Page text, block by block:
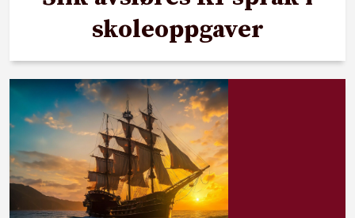
skoleoppgaver